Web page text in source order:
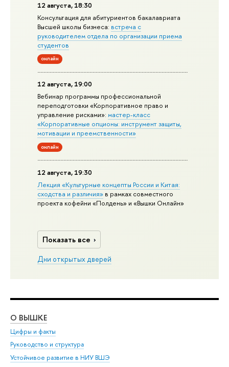
12 августа, 18:30
Консультация для абитуриентов бакалавриата
Высшей школы бизнеса: встреча с
руководителем отдела по организации приема
студентов
онлайн
12 августа, 19:00
Вебинар программы профессиональной
переподготовки «Корпоративное право и
управление рисками»:мастер-класс
«Корпоративные опционы: инструмент защиты,
мотивации и преемственности»
онлайн
12 августа, 19:30
Лекция «Культурные концепты России и Китая:
сходства и различия» в рамках совместного
проекта кофейни «Полдень» и «Вышки Онлайн»
Показать все
Дни открытых дверей
О ВЫШКЕ
Цифры и факты
Руководство и структура
Устойчивое развитие в НИУ ВШЭ